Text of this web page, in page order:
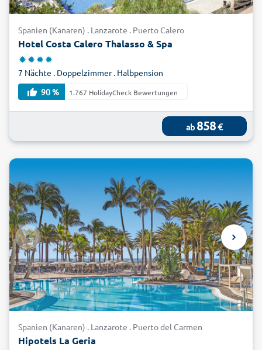
Spanien (Kanaren) . Lanzarote . Puerto Calero
Hotel Costa Calero Thalasso & Spa
7 Nächte . Doppelzimmer . Halbpension
90 %
1.767 HolidayCheck Bewertungen
ab 858€
Spanien (Kanaren) . Lanzarote . Puerto del Carmen
Hipotels La Geria